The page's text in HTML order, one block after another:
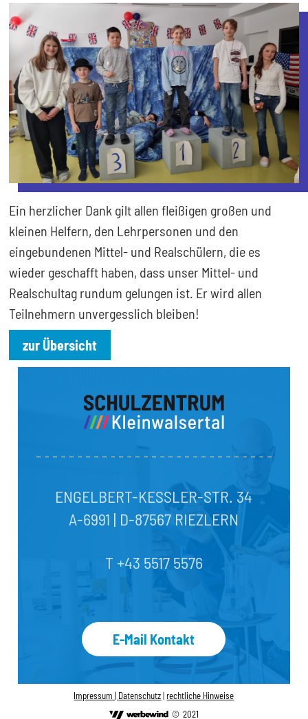
Ein herzlicher Dank gilt allen fleißigen großen und
kleinen Helfern, den Lehrpersonen und den
eingebundenen Mittel- und Realschülern, die es
wieder geschafft haben, dass unser Mittel- und
Realschultag rundum gelungen ist. Er wird allen
Teilnehmern unvergesslich bleiben!
zur Übersicht
ENGELBERT-KESSLER-STR. 34
A-6991 | D-87567 RIEZLERN
T +43 5517 5576
E-Mail Kontakt
Impressum | Datenschutz|rechtliche Hinweise
© 2021